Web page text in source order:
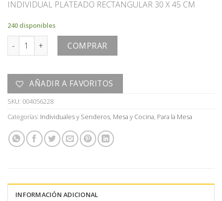
INDIVIDUAL PLATEADO RECTANGULAR 30 X 45 CM
240 disponibles
INDIVIDUAL cantidadCOMPRAR
AÑADIR A FAVORITOS
SKU: 004056228
Categorías: Individuales y Senderos, Mesa y Cocina, Para la Mesa
INFORMACIÓN ADICIONAL